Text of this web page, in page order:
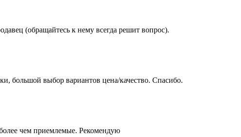
(обращайтесь к нему всегда решит вопрос).
большой выбор вариантов цена/качество. Спасибо.
чем приемлемые. Рекомендую